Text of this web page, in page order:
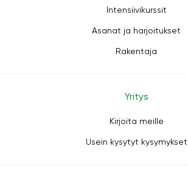
Intensiivikurssit
Asanat ja harjoitukset
Rakentaja
Yritys
Kirjoita meille
Usein kysytyt kysymykset